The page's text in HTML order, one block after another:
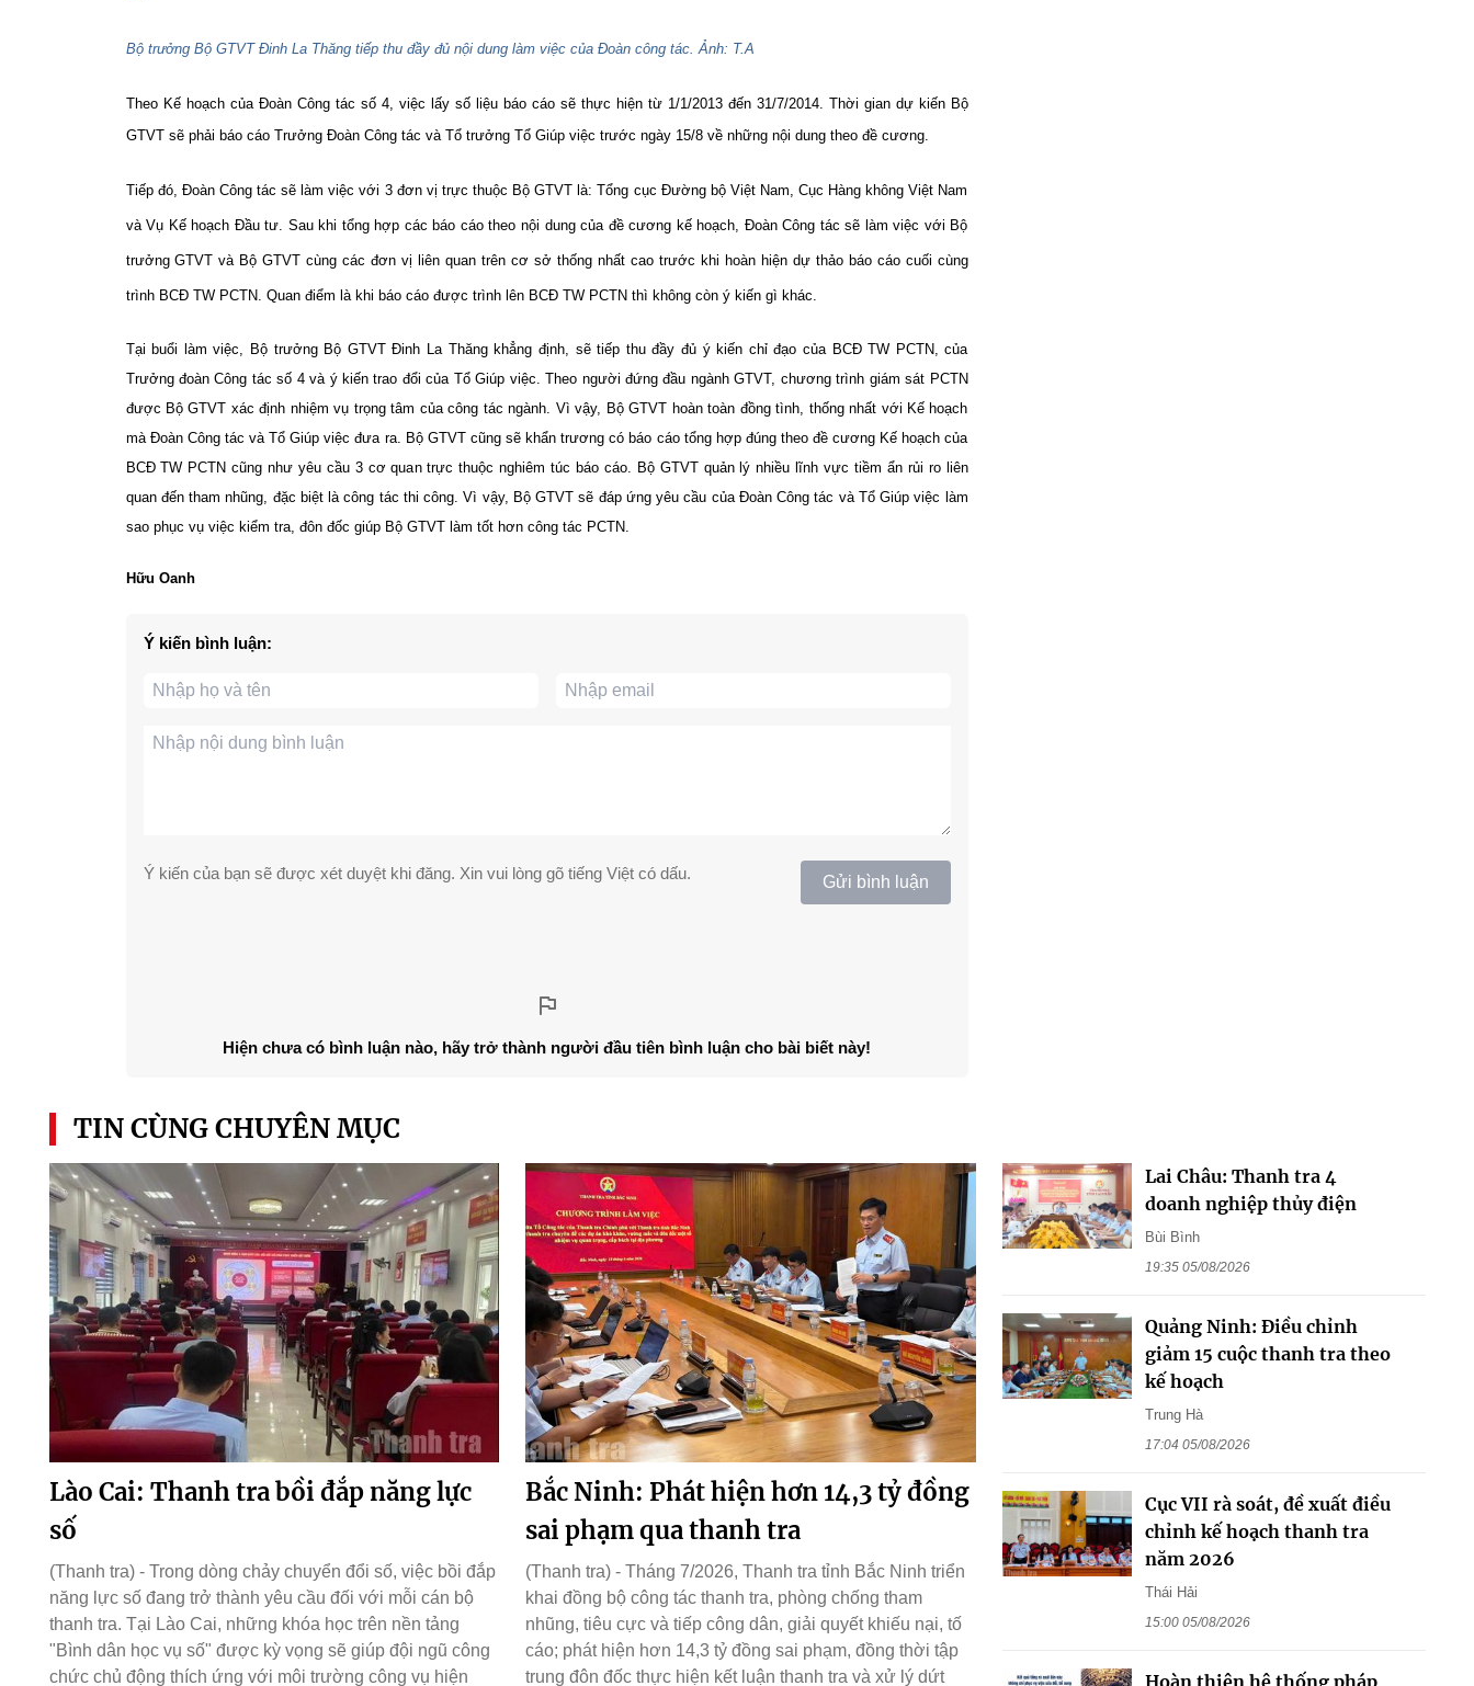
Bộ trưởng Bộ GTVT Đinh La Thăng tiếp thu đầy đủ nội dung làm việc của Đoàn công tác. Ảnh: T.A
Theo Kế hoạch của Đoàn Công tác số 4, việc lấy số liệu báo cáo sẽ thực hiện từ 1/1/2013 đến 31/7/2014. Thời gian dự kiến Bộ
GTVT sẽ phải báo cáo Trưởng Đoàn Công tác và Tổ trưởng Tổ Giúp việc trước ngày 15/8 về những nội dung theo đề cương.
Tiếp đó, Đoàn Công tác sẽ làm việc với 3 đơn vị trực thuộc Bộ GTVT là: Tổng cục Đường bộ Việt Nam, Cục Hàng không Việt Nam
và Vụ Kế hoạch Đầu tư. Sau khi tổng hợp các báo cáo theo nội dung của đề cương kế hoạch, Đoàn Công tác sẽ làm việc với Bộ
trưởng GTVT và Bộ GTVT cùng các đơn vị liên quan trên cơ sở thống nhất cao trước khi hoàn hiện dự thảo báo cáo cuối cùng
trình BCĐ TW PCTN. Quan điểm là khi báo cáo được trình lên BCĐ TW PCTN thì không còn ý kiến gì khác.
Tại buổi làm việc, Bộ trưởng Bộ GTVT Đinh La Thăng khẳng định, sẽ tiếp thu đầy đủ ý kiến chỉ đạo của BCĐ TW PCTN, của
Trưởng đoàn Công tác số 4 và ý kiến trao đổi của Tổ Giúp việc. Theo người đứng đầu ngành GTVT, chương trình giám sát PCTN
được Bộ GTVT xác định nhiệm vụ trọng tâm của công tác ngành. Vì vậy, Bộ GTVT hoàn toàn đồng tình, thống nhất với Kế hoạch
mà Đoàn Công tác và Tổ Giúp việc đưa ra. Bộ GTVT cũng sẽ khẩn trương có báo cáo tổng hợp đúng theo đề cương Kế hoạch của
BCĐ TW PCTN cũng như yêu cầu 3 cơ quan trực thuộc nghiêm túc báo cáo. Bộ GTVT quản lý nhiều lĩnh vực tiềm ẩn rủi ro liên
quan đến tham nhũng, đặc biệt là công tác thi công. Vì vậy, Bộ GTVT sẽ đáp ứng yêu cầu của Đoàn Công tác và Tổ Giúp việc làm
sao phục vụ việc kiểm tra, đôn đốc giúp Bộ GTVT làm tốt hơn công tác PCTN.
Hữu Oanh
Ý kiến bình luận:
Ý kiến của bạn sẽ được xét duyệt khi đăng. Xin vui lòng gõ tiếng Việt có dấu. Gửi bình luận
Hiện chưa có bình luận nào, hãy trở thành người đầu tiên bình luận cho bài biết này!
TIN CÙNG CHUYÊN MỤC
Lào Cai: Thanh tra bồi đắp năng lực
số
(Thanh tra) - Trong dòng chảy chuyển đổi số, việc bồi đắp
năng lực số đang trở thành yêu cầu đối với mỗi cán bộ
thanh tra. Tại Lào Cai, những khóa học trên nền tảng
"Bình dân học vụ số" được kỳ vọng sẽ giúp đội ngũ công
chức chủ động thích ứng với môi trường công vụ hiện
Bắc Ninh: Phát hiện hơn 14,3 tỷ đồng
sai phạm qua thanh tra
(Thanh tra) - Tháng 7/2026, Thanh tra tỉnh Bắc Ninh triển
khai đồng bộ công tác thanh tra, phòng chống tham
nhũng, tiêu cực và tiếp công dân, giải quyết khiếu nại, tố
cáo; phát hiện hơn 14,3 tỷ đồng sai phạm, đồng thời tập
trung đôn đốc thực hiện kết luận thanh tra và xử lý dứt
Lai Châu: Thanh tra 4
doanh nghiệp thủy điện
Bùi Bình
19:35 05/08/2026
Quảng Ninh: Điều chỉnh
giảm 15 cuộc thanh tra theo
kế hoạch
Trung Hà
17:04 05/08/2026
Cục VII rà soát, đề xuất điều
chỉnh kế hoạch thanh tra
năm 2026
Thái Hải
15:00 05/08/2026
Hoàn thiện hệ thống pháp